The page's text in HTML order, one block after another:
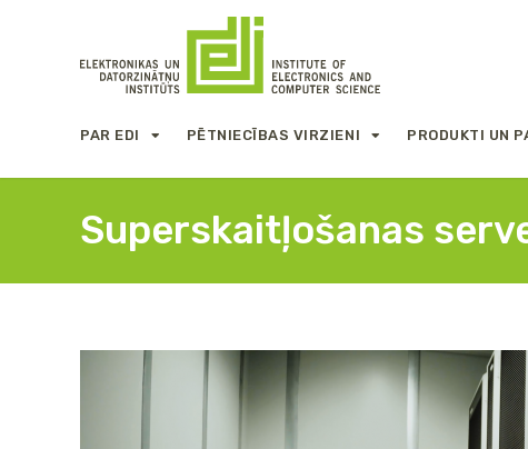
PAR EDI PĒTNIECĪBAS VIRZIENI PRODUKTI UN
Superskaitļošanas